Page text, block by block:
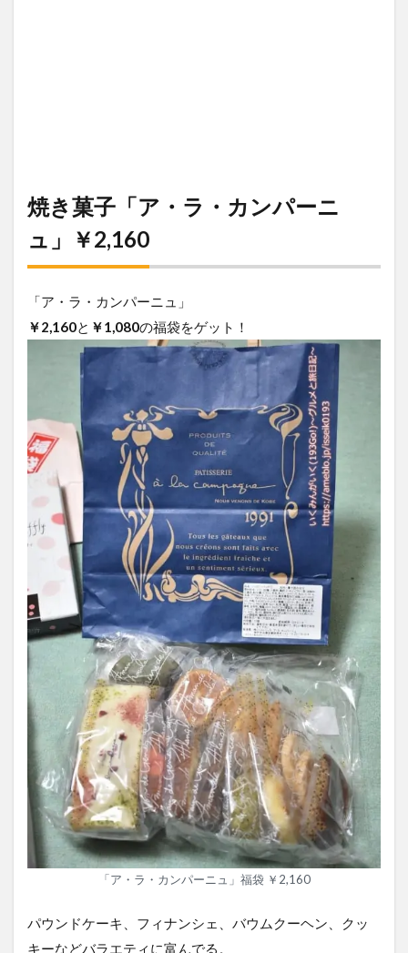
焼き菓子「ア・ラ・カンパーニ
ュ」￥2,160
「ア・ラ・カンパーニュ」
￥2,160と ￥1,080の福袋をゲット！
「ア・ラ・カンパーニュ」福袋 ￥2,160
パウンドケーキ、フィナンシェ、バウムクーヘン、クッ
キーなどバラエティに富んでる。